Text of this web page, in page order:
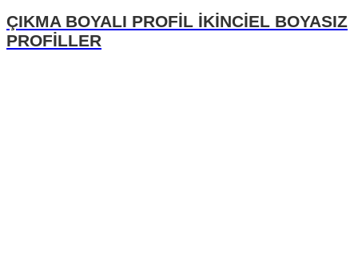
ÇIKMA BOYALI PROFİL İKİNCİEL BOYASIZ
PROFİLLER